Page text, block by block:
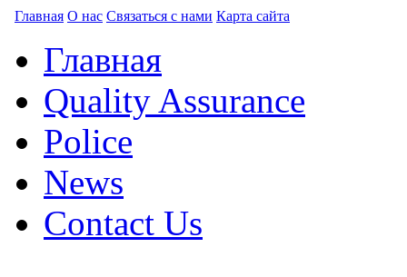
Главная О нас Связаться с нами Карта сайта
Главная
Quality Assurance
Police
News
Contact Us